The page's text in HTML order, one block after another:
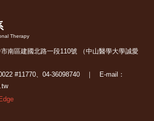
Therapy
南區建國北路一段110號 （中山醫學大學誠愛
#11770、04-36098740 ｜ E-mail：